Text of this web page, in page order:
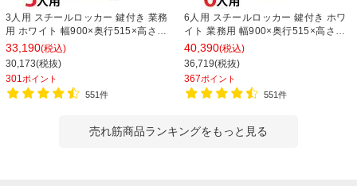
3人用 スチールロッカー 鍵付き 業務
用 ホワイト 幅900×奥行515×高さ
1790mm【国産】【完成品】 オフィ
スロッカー 下駄箱 シューズロッカー
更衣ロッカー
33,190(税込)
30,173(税抜)
301 ポイント
551件
6人用 スチールロッカー 鍵付き ホワ
イト 業務用 幅900×奥行515×高さ
1790mm【国産】【完成品】 オフィ
スロッカー 下駄箱 シューズロッカー
更衣ロッカー 収納 3列2段
40,390(税込)
36,719(税抜)
367ポイント
551件
売れ筋商品ランキングをもっと見る